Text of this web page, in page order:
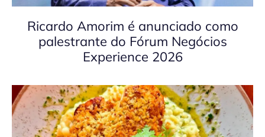
Ricardo Amorim é anunciado como
palestrante do Fórum Negócios
Experience 2026